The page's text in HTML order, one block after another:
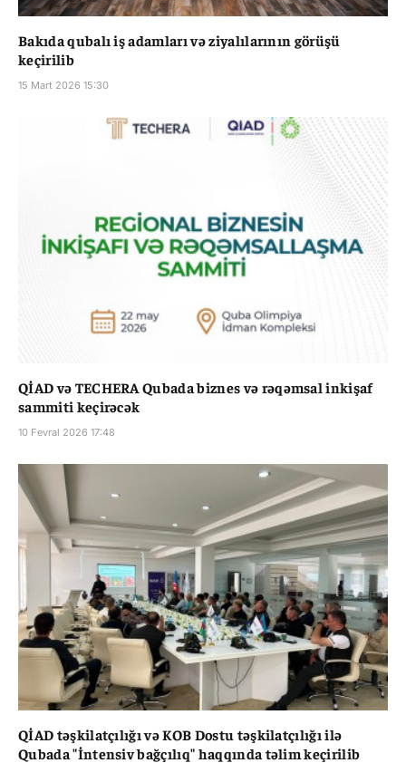
Bakıda qubalı iş adamları və ziyalılarının görüşü
keçirilib
15 Mart 2026 15:30
QİAD və TECHERA Qubada biznes və rəqəmsal inkişaf
sammiti keçirəcək
10 Fevral 2026 17:48
QİAD təşkilatçılığı və KOB Dostu təşkilatçılığı ilə
Qubada "İntensiv bağçılıq" haqqında təlim keçirilib